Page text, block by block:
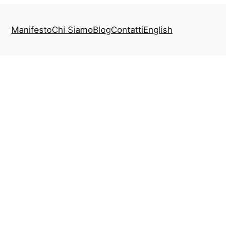
ManifestoChi SiamoBlogContattiEnglish